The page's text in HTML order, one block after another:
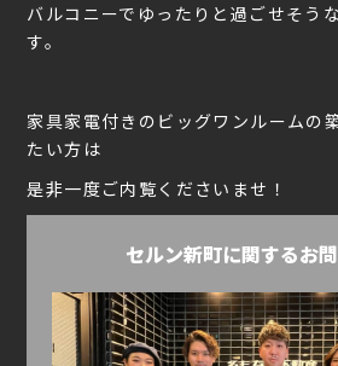
バルコニーでゆったりと過ごせそう
す。
家具家電付きのビッグワンルームの
たい方は
是非一度ご内覧くださいませ！
セルン新町に関するお